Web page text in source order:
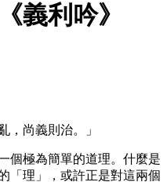
義利吟》
，尚義則治。」
個極為簡單的道理。什麼是
「理」，或許正是對這兩個